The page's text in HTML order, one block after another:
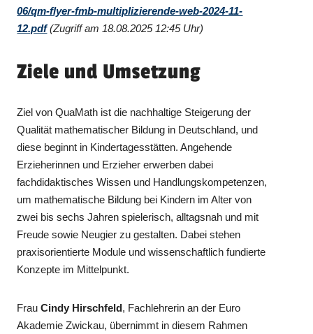
06/qm-flyer-fmb-multiplizierende-web-2024-11-
12.pdf (Zugriff am 18.08.2025 12:45 Uhr)
Ziele und Umsetzung
Ziel von QuaMath ist die nachhaltige Steigerung der
Qualität mathematischer Bildung in Deutschland, und
diese beginnt in Kindertagesstätten. Angehende
Erzieherinnen und Erzieher erwerben dabei
fachdidaktisches Wissen und Handlungskompetenzen,
um mathematische Bildung bei Kindern im Alter von
zwei bis sechs Jahren spielerisch, alltagsnah und mit
Freude sowie Neugier zu gestalten. Dabei stehen
praxisorientierte Module und wissenschaftlich fundierte
Konzepte im Mittelpunkt.
FrauCindy Hirschfeld, Fachlehrerin an der Euro
Akademie Zwickau, übernimmt in diesem Rahmen